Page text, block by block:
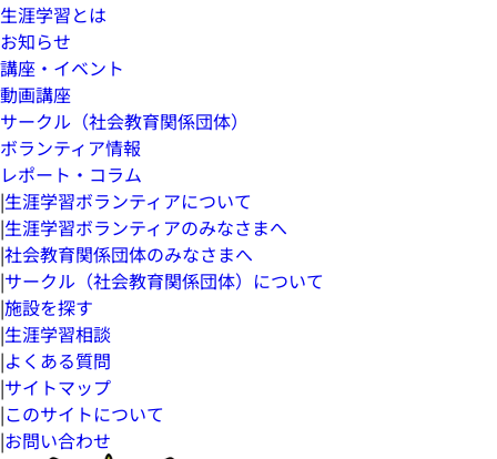
生涯学習とは
お知らせ
講座・イベント
動画講座
サークル（社会教育関係団体）
ボランティア情報
レポート・コラム
|生涯学習ボランティアについて
|生涯学習ボランティアのみなさまへ
|社会教育関係団体のみなさまへ
|サークル（社会教育関係団体）について
|施設を探す
|生涯学習相談
|よくある質問
|サイトマップ
|このサイトについて
|お問い合わせ